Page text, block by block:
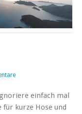
einfach mal
für kurze Hose und